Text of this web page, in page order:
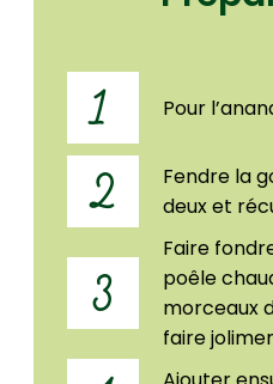
1 Pour
2
Fendre la
deux et
3
Faire
poêle
morceaux
faire